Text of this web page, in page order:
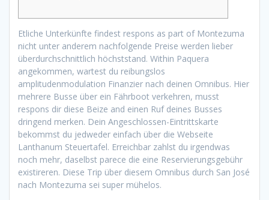
Etliche Unterkünfte findest respons as part of Montezuma
nicht unter anderem nachfolgende Preise werden lieber
überdurchschnittlich höchststand. Within Paquera
angekommen, wartest du reibungslos
amplitudenmodulation Finanzier nach deinen Omnibus. Hier
mehrere Busse über ein Fährboot verkehren, musst
respons dir diese Beize and einen Ruf deines Busses
dringend merken. Dein Angeschlossen-Eintrittskarte
bekommst du jedweder einfach über die Webseite
Lanthanum Steuertafel. Erreichbar zahlst du irgendwas
noch mehr, daselbst parece die eine Reservierungsgebühr
existireren. Diese Trip über diesem Omnibus durch San José
nach Montezuma sei super mühelos.